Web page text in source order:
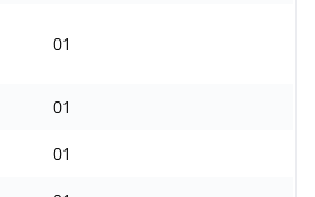
01
01
01